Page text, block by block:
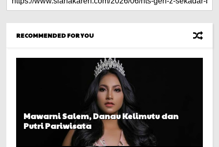
RECOMMENDED FOR YOU
Mawarni Salem, Danau Kelimutu dan
Putri Pariwisata